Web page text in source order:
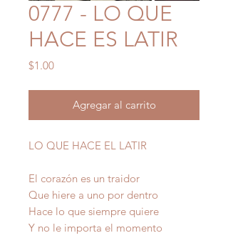
0777 - LO QUE
HACE ES LATIR
$1.00Precio
Agregar al carrito
LO QUE HACE EL LATIR
El corazón es un traidor
Que hiere a uno por dentro
Hace lo que siempre quiere
Y no le importa el momento